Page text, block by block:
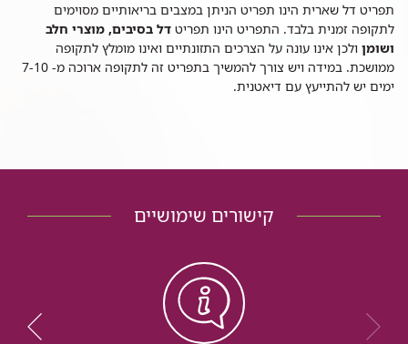
תפריט דל שארית הינו תפריט הניתן במצבים בריאותיים מסוימים
לתקופה זמנית בלבד. התפריט הינו תפריט דל בסיבים, מוצרי חלב
ושומן ולכן אינו עונה על הצרכים התזונתיים ואינו מומלץ לתקופה
ממושכת. במידה ויש צורך להמשיך בתפריט זה לתקופה ארוכה מ- 7-10
ימים יש להתייעץ עם דיאטנית.
קישורים שימושיים